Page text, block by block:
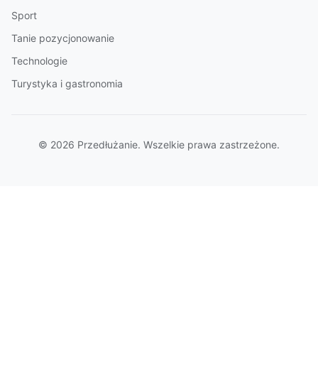
Sport
Tanie pozycjonowanie
Technologie
Turystyka i gastronomia
© 2026 Przedłużanie. Wszelkie prawa zastrzeżone.